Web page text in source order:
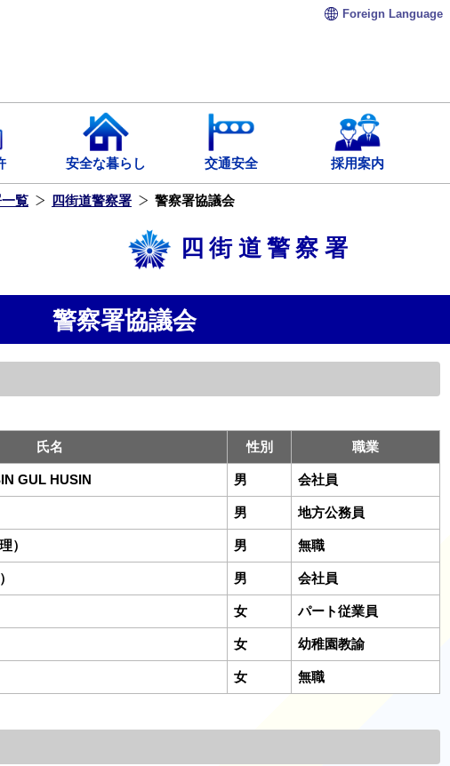
Foreign Language
安全な暮らし 交通安全 採用案内
覧 四街道警察署 警察署協議会
四街道警察署
警察署協議会
氏名 性別 職業
GUL HUSIN 男 会社員
男 地方公務員
） 男 無職
男 会社員
女 パート従業員
女 幼稚園教諭
女 無職